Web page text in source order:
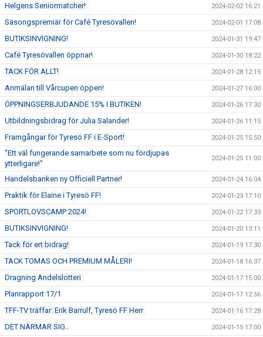
Helgens Seniormatcher! 2024-02-02 16:21
Säsongspremiär för Café Tyresövallen! 2024-02-01 17:08
BUTIKSINVIGNING! 2024-01-31 19:47
Café Tyresövallen öppnar! 2024-01-30 18:22
TACK FÖR ALLT! 2024-01-28 12:15
Anmälan till Vårcupen öppen! 2024-01-27 16:00
ÖPPNINGSERBJUDANDE 15% I BUTIKEN! 2024-01-26 17:30
Utbildningsbidrag för Julia Salander! 2024-01-26 11:15
Framgångar för Tyresö FF i E-Sport! 2024-01-25 15:50
"Ett väl fungerande samarbete som nu fördjupas
ytterligare!"
2024-01-25 11:00
Handelsbanken ny Officiell Partner! 2024-01-24 16:04
Praktik för Elaine i Tyresö FF! 2024-01-23 17:10
SPORTLOVSCAMP 2024! 2024-01-22 17:33
BUTIKSINVIGNING! 2024-01-20 13:11
Tack för ert bidrag! 2024-01-19 17:30
TACK TOMAS OCH PREMIUM MÅLERI! 2024-01-18 16:37
Dragning Andelslotteri 2024-01-17 15:00
Planrapport 17/1 2024-01-17 12:56
TFF-TV träffar: Erik Barrulf, Tyresö FF Herr 2024-01-16 17:28
DET NÄRMAR SIG.. 2024-01-15 17:00